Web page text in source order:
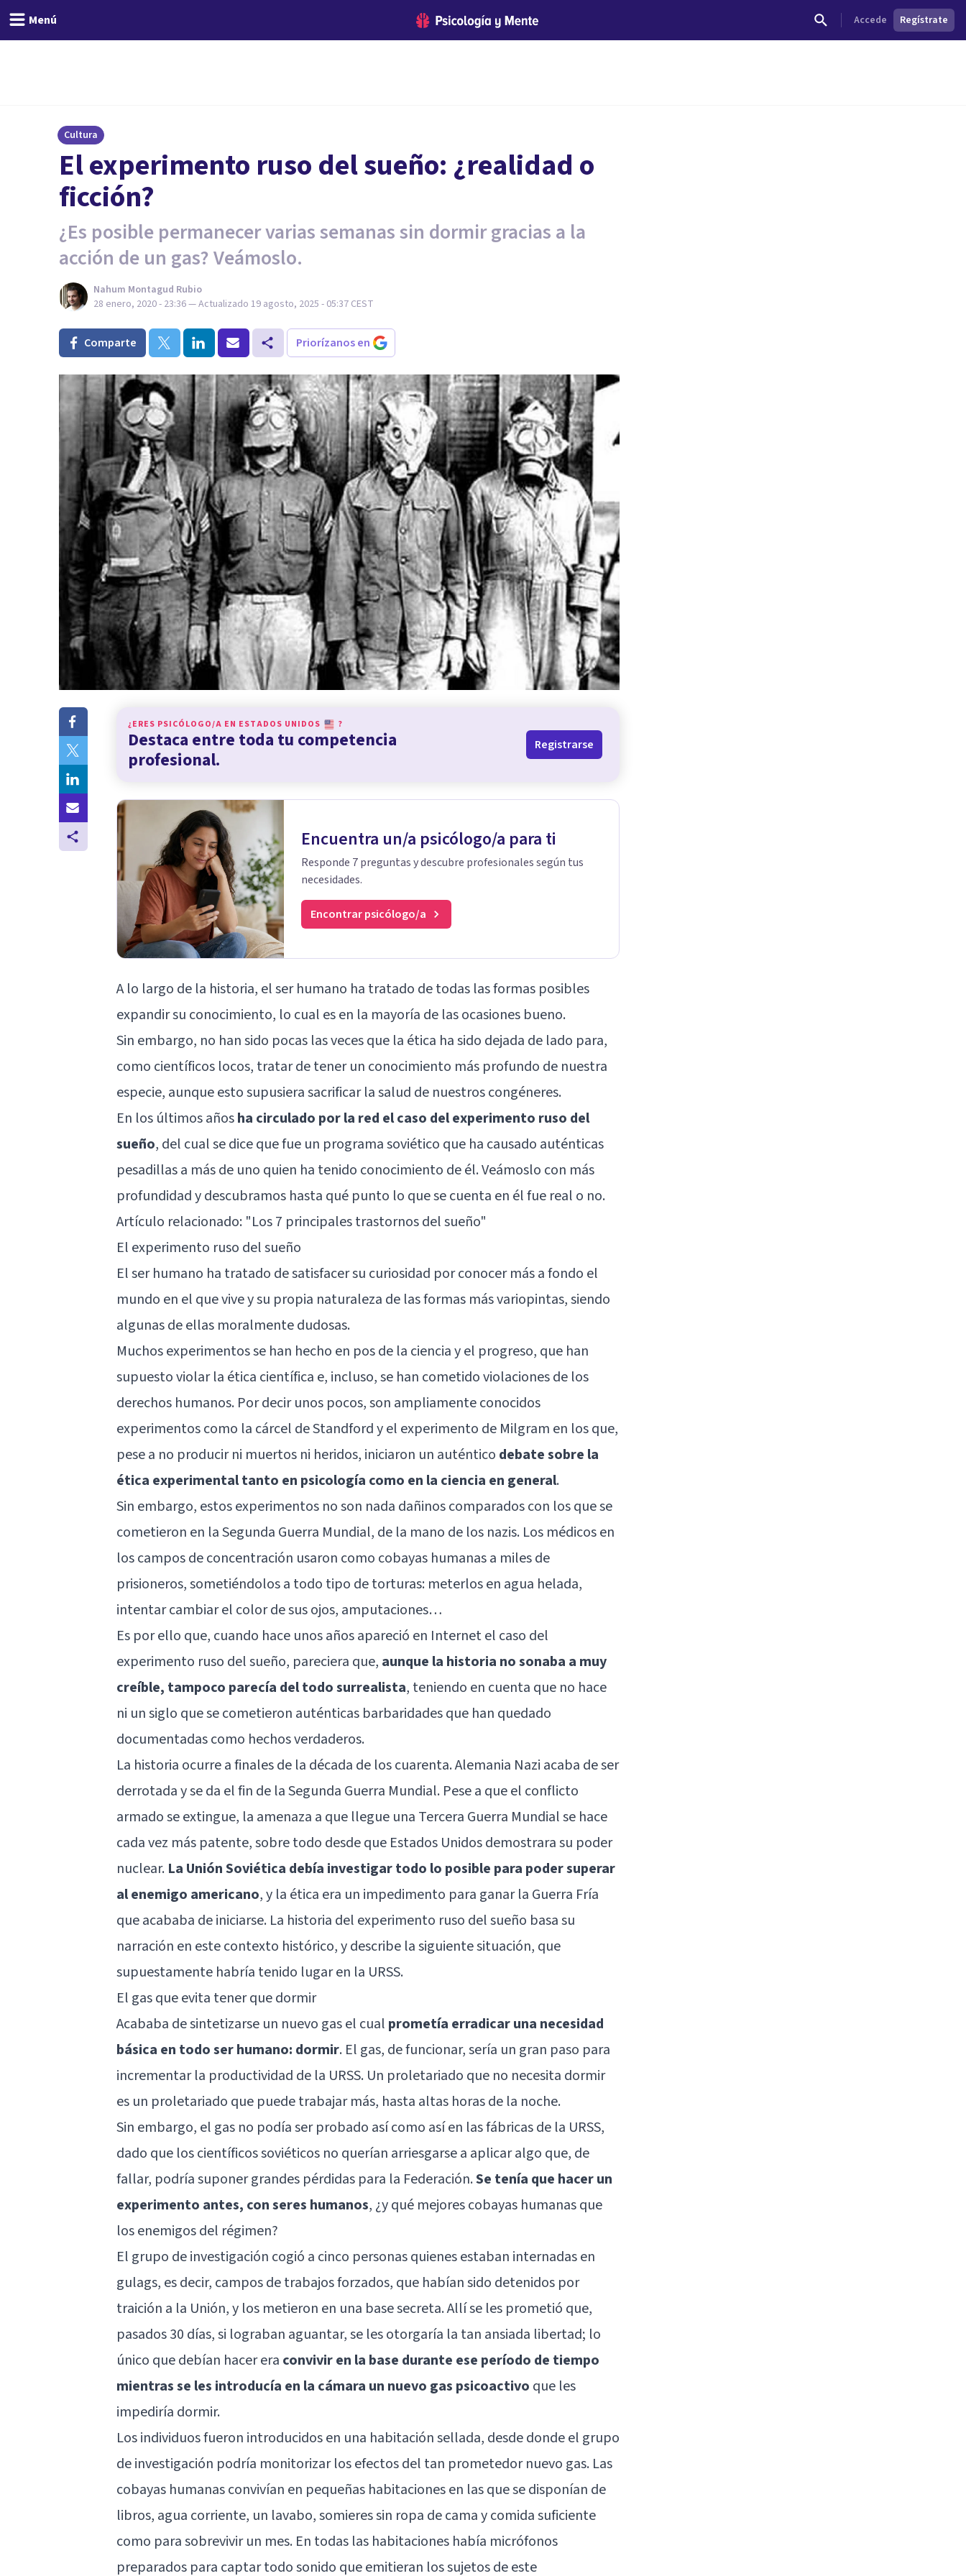
Menú Accede Regístrate
Cultura
El experimento ruso del sueño: ¿realidad o
ficción?
¿Es posible permanecer varias semanas sin dormir gracias a la
acción de un gas? Veámoslo.
Nahum Montagud Rubio
28 enero, 2020 - 23:36— Actualizado 19 agosto, 2025 - 05:37 CEST
Comparte Priorízanos en
¿ERES PSICÓLOGO/A EN ESTADOS UNIDOS ?
Destaca entre toda tu competencia
profesional.
Registrarse
Encuentra un/a psicólogo/a para ti
Responde 7 preguntas y descubre profesionales según tus
necesidades.
Encontrar psicólogo/a
A lo largo de la historia, el ser humano ha tratado de todas las formas posibles
expandir su conocimiento, lo cual es en la mayoría de las ocasiones bueno.
Sin embargo, no han sido pocas las veces que la ética ha sido dejada de lado para,
como científicos locos, tratar de tener un conocimiento más profundo de nuestra
especie, aunque esto supusiera sacrificar la salud de nuestros congéneres.
En los últimos añosha circulado por la red el caso del experimento ruso del
sueño, del cual se dice que fue un programa soviético que ha causado auténticas
pesadillas a más de uno quien ha tenido conocimiento de él. Veámoslo con más
profundidad y descubramos hasta qué punto lo que se cuenta en él fue real o no.
Artículo relacionado: "Los 7 principales trastornos del sueño"
El experimento ruso del sueño
El ser humano ha tratado de satisfacer su curiosidad por conocer más a fondo el
mundo en el que vive y su propia naturaleza de las formas más variopintas, siendo
algunas de ellas moralmente dudosas.
Muchos experimentos se han hecho en pos de la ciencia y el progreso, que han
supuesto violar la ética científica e, incluso, se han cometido violaciones de los
derechos humanos. Por decir unos pocos, son ampliamente conocidos
experimentos como la cárcel de Standford y el experimento de Milgram en los que,
pese a no producir ni muertos ni heridos, iniciaron un auténtico debate sobre la
ética experimental tanto en psicología como en la ciencia en general.
Sin embargo, estos experimentos no son nada dañinos comparados con los que se
cometieron en la Segunda Guerra Mundial, de la mano de los nazis. Los médicos en
los campos de concentración usaron como cobayas humanas a miles de
prisioneros, sometiéndolos a todo tipo de torturas: meterlos en agua helada,
intentar cambiar el color de sus ojos, amputaciones…
Es por ello que, cuando hace unos años apareció en Internet el caso del
experimento ruso del sueño, pareciera que, aunque la historia no sonaba a muy
creíble, tampoco parecía del todo surrealista, teniendo en cuenta que no hace
ni un siglo que se cometieron auténticas barbaridades que han quedado
documentadas como hechos verdaderos.
La historia ocurre a finales de la década de los cuarenta. Alemania Nazi acaba de ser
derrotada y se da el fin de la Segunda Guerra Mundial. Pese a que el conflicto
armado se extingue, la amenaza a que llegue una Tercera Guerra Mundial se hace
cada vez más patente, sobre todo desde que Estados Unidos demostrara su poder
nuclear. La Unión Soviética debía investigar todo lo posible para poder superar
al enemigo americano, y la ética era un impedimento para ganar la Guerra Fría
que acababa de iniciarse. La historia del experimento ruso del sueño basa su
narración en este contexto histórico, y describe la siguiente situación, que
supuestamente habría tenido lugar en la URSS.
El gas que evita tener que dormir
Acababa de sintetizarse un nuevo gas el cual prometía erradicar una necesidad
básica en todo ser humano: dormir. El gas, de funcionar, sería un gran paso para
incrementar la productividad de la URSS. Un proletariado que no necesita dormir
es un proletariado que puede trabajar más, hasta altas horas de la noche.
Sin embargo, el gas no podía ser probado así como así en las fábricas de la URSS,
dado que los científicos soviéticos no querían arriesgarse a aplicar algo que, de
fallar, podría suponer grandes pérdidas para la Federación.Se tenía que hacer un
experimento antes, con seres humanos, ¿y qué mejores cobayas humanas que
los enemigos del régimen?
El grupo de investigación cogió a cinco personas quienes estaban internadas en
gulags, es decir, campos de trabajos forzados, que habían sido detenidos por
traición a la Unión, y los metieron en una base secreta. Allí se les prometió que,
pasados 30 días, si lograban aguantar, se les otorgaría la tan ansiada libertad; lo
único que debían hacer era convivir en la base durante ese período de tiempo
mientras se les introducía en la cámara un nuevo gas psicoactivo que les
impediría dormir.
Los individuos fueron introducidos en una habitación sellada, desde donde el grupo
de investigación podría monitorizar los efectos del tan prometedor nuevo gas. Las
cobayas humanas convivían en pequeñas habitaciones en las que se disponían de
libros, agua corriente, un lavabo, somieres sin ropa de cama y comida suficiente
como para sobrevivir un mes. En todas las habitaciones había micrófonos
preparados para captar todo sonido que emitieran los sujetos de este